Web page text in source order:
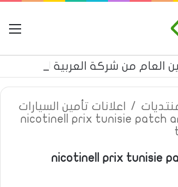
/
اعلانات تأمين السيارات
nicotinell prix tunisie patch
nicotinell prix tunisie